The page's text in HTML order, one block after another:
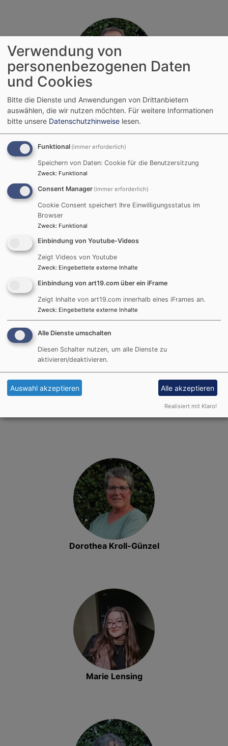
Matthias Hosemann
Cornelia Hübner
Thomas Knoblauch
Dorothea Kroll-Günzel
Marie Lensing
Verwendung von
personenbezogenen Daten
und Cookies
Bitte die Dienste und Anwendungen von Drittanbietern
auswählen, die wir nutzen möchten. Für weitere Informationen
bitte unsere Datenschutzhinweise lesen.
Funktional (immer erforderlich)
Speichern von Daten: Cookie für die Benutzersitzung
Zweck: Funktional
Consent Manager (immer erforderlich)
Cookie Consent speichert Ihre Einwilligungsstatus im
Browser
Zweck: Funktional
Einbindung von Youtube-Videos
Zeigt Videos von Youtube
Zweck: Eingebettete externe Inhalte
Einbindung von art19.com über ein iFrame
Zeigt Inhalte von art19.com innerhalb eines iFrames an.
Zweck: Eingebettete externe Inhalte
Alle Dienste umschalten
Diesen Schalter nutzen, um alle Dienste zu
aktivieren/deaktivieren.
Auswahl akzeptieren Alle akzeptieren
Realisiert mit Klaro!